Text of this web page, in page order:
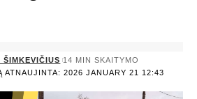
ATNAUJINTA: 2026 JANUARY 21 12:43
ŠIMKEVIČIUS 14 MIN SKAITYMO